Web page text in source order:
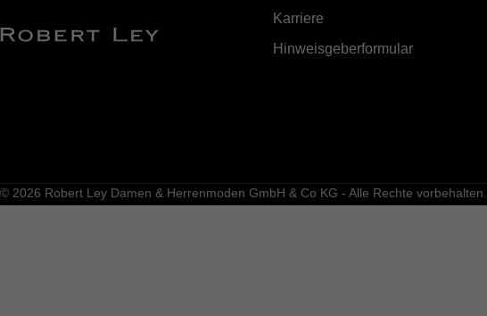
Karriere
Hinweisgeberformular
© 2026 Robert Ley Damen & Herrenmoden GmbH & Co KG - Alle Rechte vorbehalten.